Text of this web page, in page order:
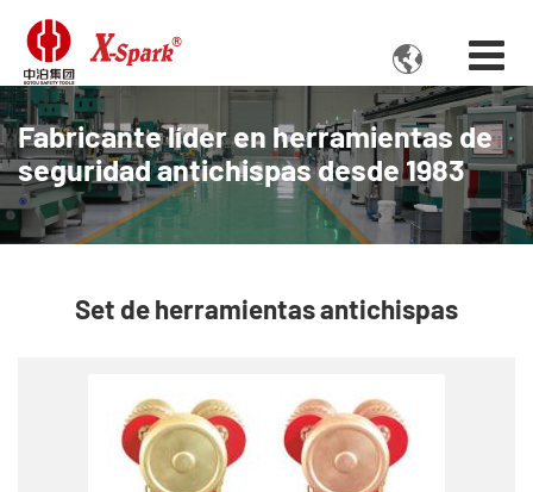

Fabricante líder en herramientas de
seguridad antichispas desde 1983
Set de herramientas antichispas